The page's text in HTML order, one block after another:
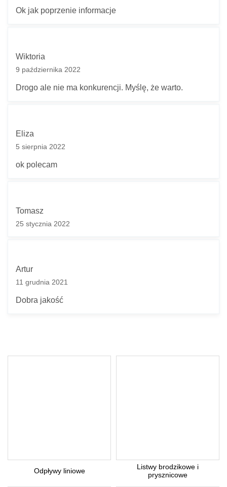
Ok jak poprzenie informacje
Wiktoria
9 października 2022
Drogo ale nie ma konkurencji. Myślę, że warto.
Eliza
5 sierpnia 2022
ok polecam
Tomasz
25 stycznia 2022
Artur
11 grudnia 2021
Dobra jakość
Odpływy liniowe
Listwy brodzikowe i
prysznicowe